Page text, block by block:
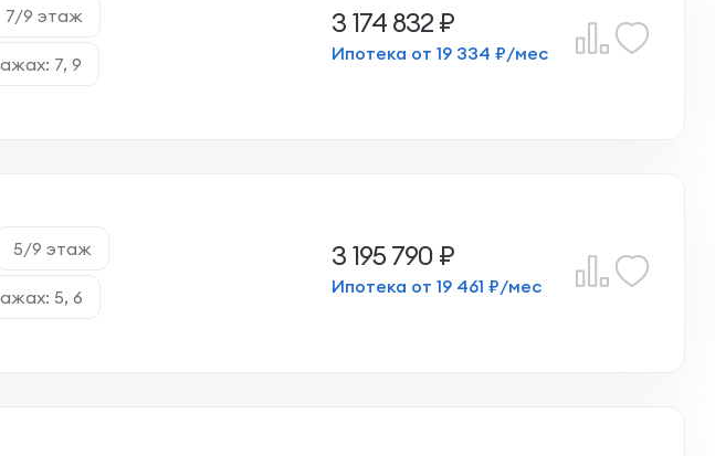
7/9 этаж
7, 9
Ипотека от 19 334 ₽/мес
3 174 832 ₽
5/9 этаж
5, 6
Ипотека от 19 461 ₽/мес
3 195 790 ₽